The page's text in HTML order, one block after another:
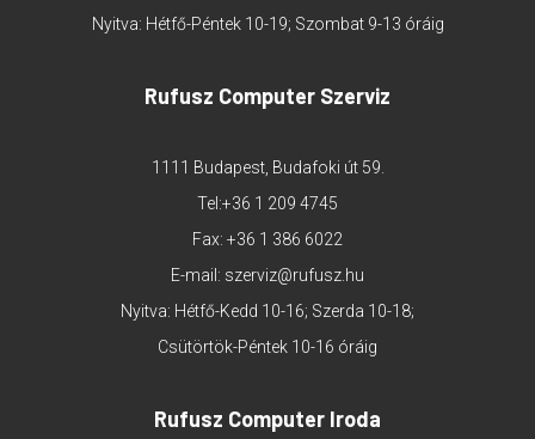
Nyitva: Hétfő-Péntek 10-19; Szombat 9-13 óráig
Rufusz Computer Szerviz
1111 Budapest, Budafoki út 59.
Tel:+36 1 209 4745
Fax: +36 1 386 6022
E-mail: szerviz@rufusz.hu
Nyitva: Hétfő-Kedd 10-16; Szerda 10-18;
Csütörtök-Péntek 10-16 óráig
Rufusz Computer Iroda